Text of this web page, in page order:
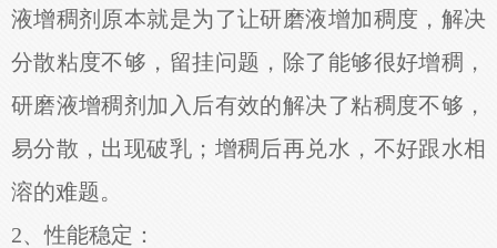
液增稠剂原本就是为了让研磨液增加稠度，解决
分散粘度不够，留挂问题，除了能够很好增稠，
研磨液增稠剂加入后有效的解决了粘稠度不够，
易分散，出现破乳；增稠后再兑水，不好跟水相
溶的难题。
2、性能稳定：